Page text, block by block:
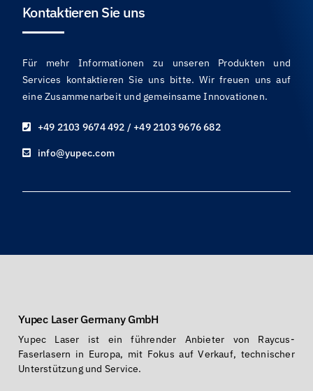
Kontaktieren Sie uns
Für mehr Informationen zu unseren Produkten und
Services kontaktieren Sie uns bitte. Wir freuen uns auf
eine Zusammenarbeit und gemeinsame Innovationen.
+49 2103 9674 492 / +49 2103 9676 682
info@yupec.com
Yupec Laser Germany GmbH
Yupec Laser ist ein führender Anbieter von Raycus-
Faserlasern in Europa, mit Fokus auf Verkauf, technischer
Unterstützung und Service.